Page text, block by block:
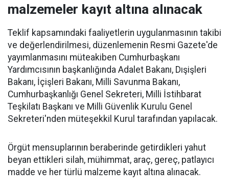
malzemeler kayıt altına alınacak
Teklif kapsamındaki faaliyetlerin uygulanmasının takibi
ve değerlendirilmesi, düzenlemenin Resmi Gazete'de
yayımlanmasını müteakiben Cumhurbaşkanı
Yardımcısının başkanlığında Adalet Bakanı, Dışişleri
Bakanı, İçişleri Bakanı, Milli Savunma Bakanı,
Cumhurbaşkanlığı Genel Sekreteri, Milli İstihbarat
Teşkilatı Başkanı ve Milli Güvenlik Kurulu Genel
Sekreteri'nden müteşekkil Kurul tarafından yapılacak.
Örgüt mensuplarının beraberinde getirdikleri yahut
beyan ettikleri silah, mühimmat, araç, gereç, patlayıcı
madde ve her türlü malzeme kayıt altına alınacak.